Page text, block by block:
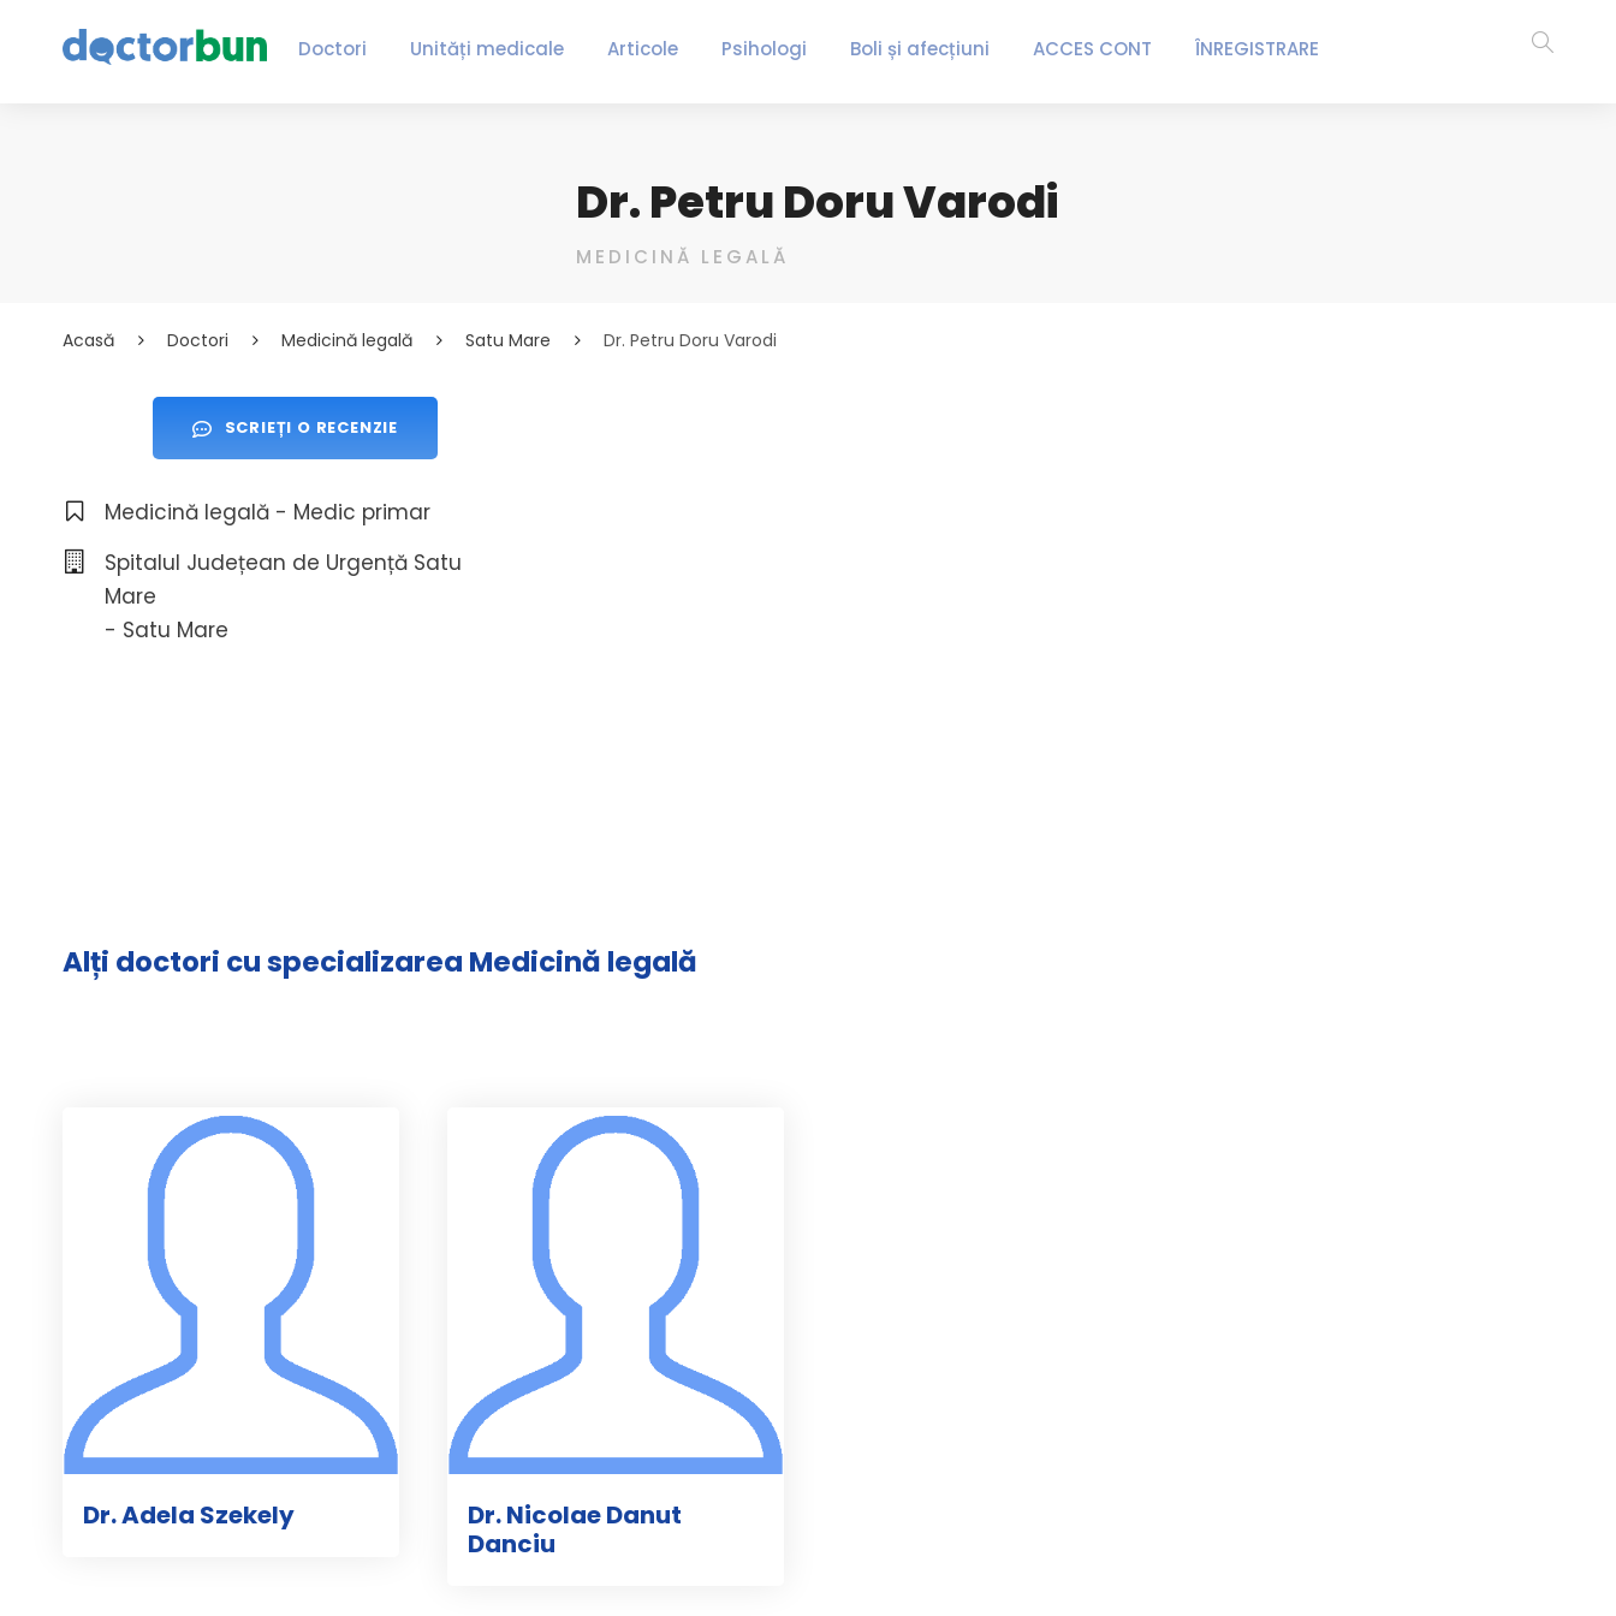
Doctori Unități medicale Articole Psihologi Boli și afecțiuni ACCES CONT ÎNREGISTRARE
Dr. Petru Doru Varodi
MEDICINĂ LEGALĂ
Acasă Doctori Medicină legală Satu Mare Dr. Petru Doru Varodi
SCRIEȚI O RECENZIE
Medicină legală - Medic primar
Spitalul Județean de Urgență Satu
Mare
- Satu Mare
Alți doctori cu specializarea Medicină legală
Dr. Adela Szekely
Dr. Nicolae Danut
Danciu